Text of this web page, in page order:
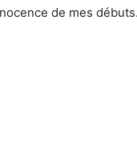
de mes débuts.